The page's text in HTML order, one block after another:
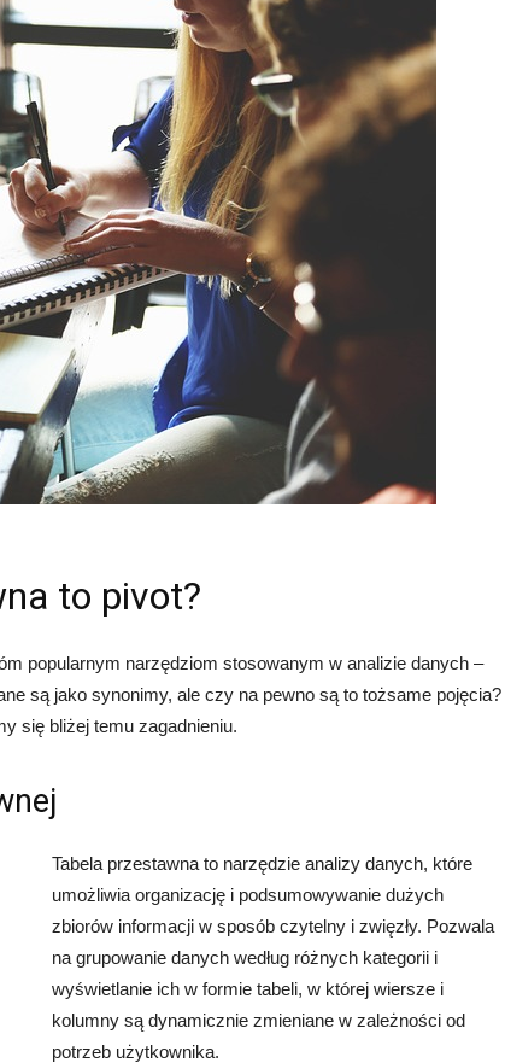
to pivot?
popularnym narzędziom stosowanym w analizie danych –
są jako synonimy, ale czy na pewno są to tożsame pojęcia?
się bliżej temu zagadnieniu.
Tabela przestawna to narzędzie analizy danych, które
umożliwia organizację i podsumowywanie dużych
zbiorów informacji w sposób czytelny i zwięzły. Pozwala
na grupowanie danych według różnych kategorii i
wyświetlanie ich w formie tabeli, w której wiersze i
kolumny są dynamicznie zmieniane w zależności od
potrzeb użytkownika.